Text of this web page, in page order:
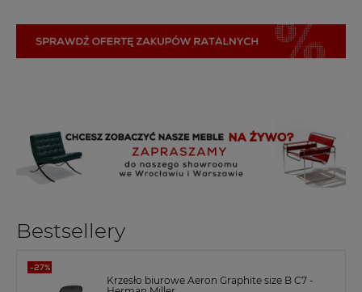
Bestsellery
Krzesło biurowe Aeron Graphite size B C7 -